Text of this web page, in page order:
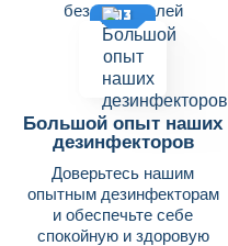
без вредителей
03
Большой опыт наших
дезинфекторов
Доверьтесь нашим
опытным дезинфекторам
и обеспечьте себе
спокойную и здоровую